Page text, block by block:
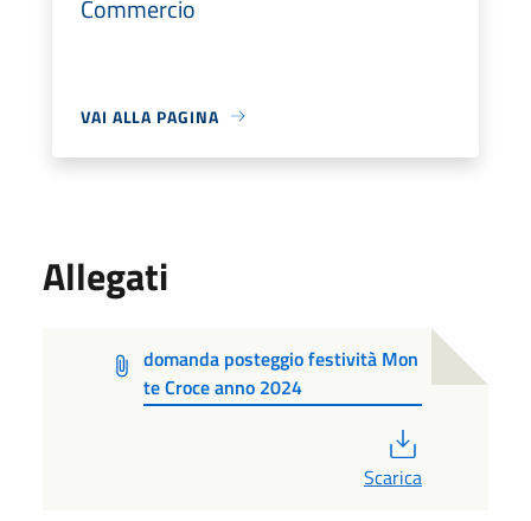
Commercio
VAI ALLA PAGINA
Allegati
domanda posteggio festività Mon
te Croce anno 2024
Scarica